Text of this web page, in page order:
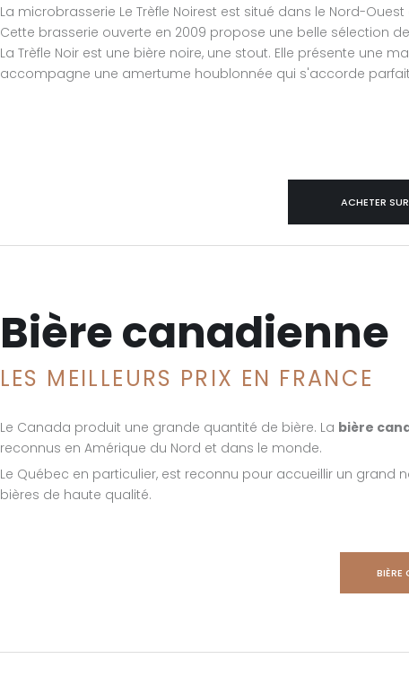
La microbrasserie Le Trèfle Noirest est situé dans le Nord-
Cette brasserie ouverte en 2009 propose une belle sélection
La Trèfle Noir est une bière noire, une stout. Elle présente une
accompagne une amertume houblonnée qui s'accorde
ACHETER
Bière canadienne
LES MEILLEURS PRIX EN FRANCE
Le Canada produit une grande quantité de bière. La bière
reconnus en Amérique du Nord et dans le monde.
Le Québec en particulier, est reconnu pour accueillir un
bières de haute qualité.
BIÈRE